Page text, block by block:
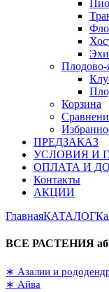
Плодово-
Корзина
ПРЕДЗАКАЗ
УСЛОВИЯ И
ОПЛАТА И
Контакты
АКЦИИ
ГлавнаяКАТАЛОГ
ВСЕ РАСТЕНИЯ
∗ Азалии и
∗ Айва